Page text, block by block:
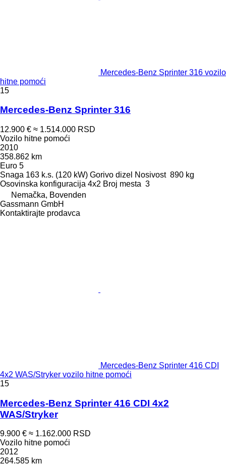
Mercedes-Benz Sprinter 316 vozilo
hitne pomoći
15
Mercedes-Benz Sprinter 316
12.900 € ≈ 1.514.000 RSD
Vozilo hitne pomoći
2010
358.862 km
Euro 5
Snaga 163 k.s. (120 kW) Gorivo dizel Nosivost 890 kg
Osovinska konfiguracija 4x2 Broj mesta 3
Nemačka, Bovenden
Gassmann GmbH
Kontaktirajte prodavca
Mercedes-Benz Sprinter 416 CDI
4x2 WAS/Stryker vozilo hitne pomoći
15
Mercedes-Benz Sprinter 416 CDI 4x2
WAS/Stryker
9.900 € ≈ 1.162.000 RSD
Vozilo hitne pomoći
2012
264.585 km